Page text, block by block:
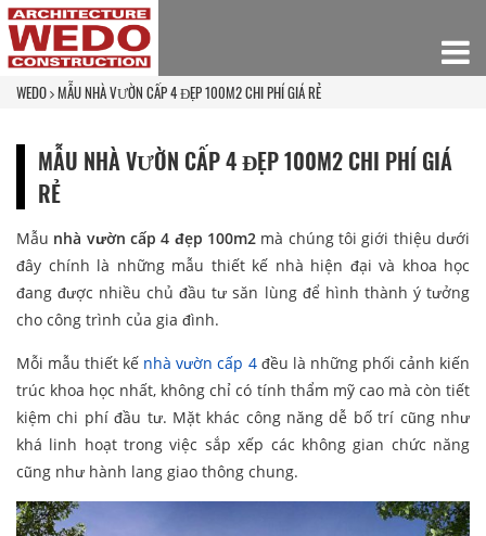
WEDO MẪU NHÀ VƯỜN CẤP 4 ĐẸP 100M2 CHI PHÍ GIÁ RẺ
MẪU NHÀ VƯỜN CẤP 4 ĐẸP 100M2 CHI PHÍ GIÁ
RẺ
Mẫu nhà vườn cấp 4 đẹp 100m2 mà chúng tôi giới thiệu dưới
đây chính là những mẫu thiết kế nhà hiện đại và khoa học
đang được nhiều chủ đầu tư săn lùng để hình thành ý tưởng
cho công trình của gia đình.
Mỗi mẫu thiết kế nhà vườn cấp 4đều là những phối cảnh kiến
trúc khoa học nhất, không chỉ có tính thẩm mỹ cao mà còn tiết
kiệm chi phí đầu tư. Mặt khác công năng dễ bố trí cũng như
khá linh hoạt trong việc sắp xếp các không gian chức năng
cũng như hành lang giao thông chung.